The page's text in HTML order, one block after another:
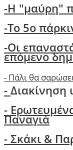
-H "μαύρη"
-Το 5ο
-Οι
επόμενο
- Πάλι θα
-Διακίνηση
-
Παναγιά
- Σκάκι &